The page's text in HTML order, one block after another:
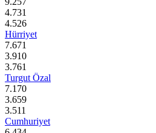
4.731
4.526
Hürriyet
7.671
3.910
3.761
Turgut Özal
7.170
3.659
3.511
Cumhuriyet